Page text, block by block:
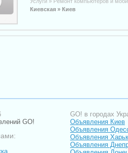
Киевская » Киев
GO!
GO! в городах
Объявления Киев
Объявления
Объявления
Объявления